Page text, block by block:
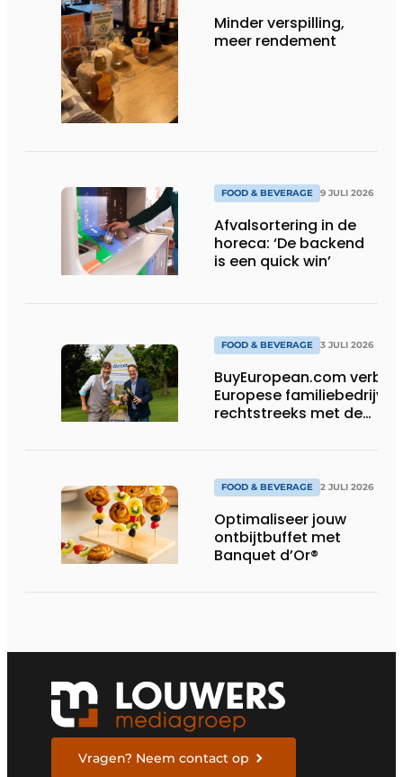
Minder verspilling,
meer rendement
FOOD & BEVERAGE 9 JULI 2026
Afvalsortering in de
horeca: ‘De backend
is een quick win’
FOOD & BEVERAGE 3 JULI 2026
BuyEuropean.com
Europese familiebedrijven
rechtstreeks met de
FOOD & BEVERAGE 2 JULI 2026
Optimaliseer jouw
ontbijtbuffet met
Banquet d’Or®
Vragen? Neem contact op